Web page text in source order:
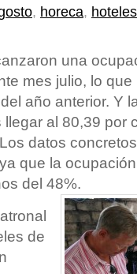
, horeca, hoteles
una
mes julio, lo
año anterior. Y
al 80,39 por
datos
que la
del 48%.
de